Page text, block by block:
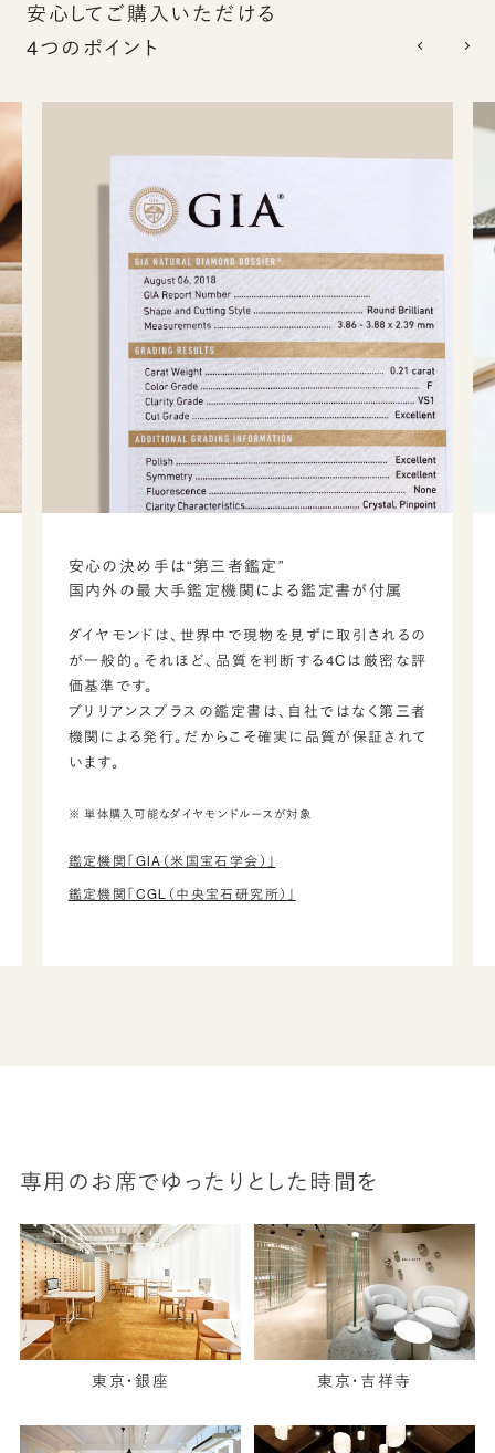
安心してご購入いただける
4つのポイント
安心の決め手は“第三者鑑定”
国内外の最大手鑑定機関による鑑定書が付属
ダイヤモンドは、世界中で現物を見ずに取引されるの
が一般的。それほど、品質を判断する4Cは厳密な評
価基準です。
ブリリアンスプラスの鑑定書は、自社ではなく第三者
機関による発行。だからこそ確実に品質が保証されて
います。
※ 単体購入可能なダイヤモンドルースが対象
鑑定機関「GIA（米国宝石学会）」
鑑定機関「CGL（中央宝石研究所）」
専用のお席でゆったりとした時間を
東京・銀座 東京・吉祥寺